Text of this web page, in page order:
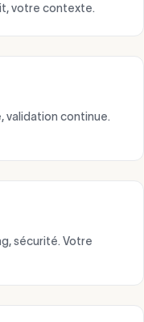
votre contexte.
validation continue.
sécurité. Votre